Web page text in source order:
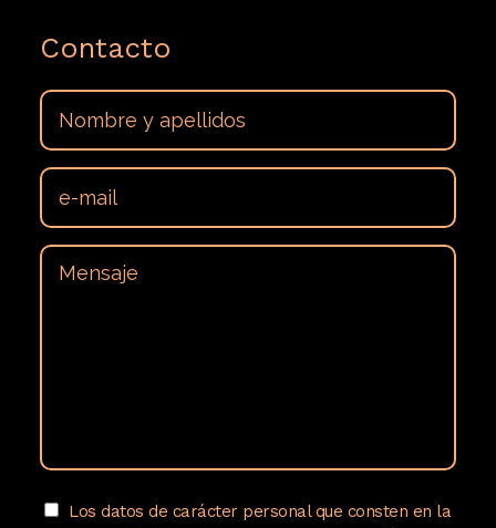
Contacto
Los datos de carácter personal que consten en la